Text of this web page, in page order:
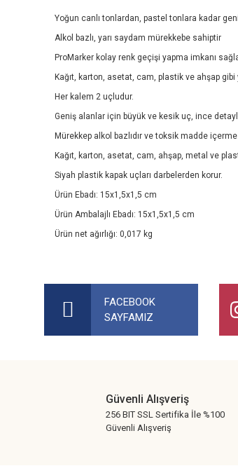
Yoğun canlı tonlardan, pastel tonlara kadar
Alkol bazlı, yarı saydam mürekkebe sahiptir
ProMarker kolay renk geçişi yapma imkanı
Kağıt, karton, asetat, cam, plastik ve ahşap
Her kalem 2 uçludur.
Geniş alanlar için büyük ve kesik uç, ince
Mürekkep alkol bazlıdır ve toksik madde
Kağıt, karton, asetat, cam, ahşap, metal ve
Siyah plastik kapak uçları darbelerden korur.
Ürün Ebadı: 15x1,5x1,5 cm
Ürün Ambalajlı Ebadı: 15x1,5x1,5 cm
Ürün net ağırlığı: 0,017 kg
Bu ürüne benzer farklı alternatifler olmalı.
FACEBOOK
SAYFAMIZ
Güvenli Alışveriş
256 BIT SSL Sertifika İle %100
Güvenli Alışveriş